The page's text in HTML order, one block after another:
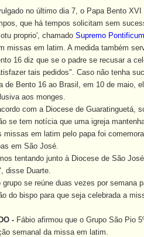
no último dia 7, o Papa Bento XVI
que há tempos solicitam sem
proprio', chamado Supremo Pontificum
missas em latim. A medida também
16 diz que se o padre se recusar a
tais pedidos". Caso não tenha
Bento 16 ao Brasil, em 10 de maio,
aos monges.
com a Diocese de Guaratinguetá,
se tem notícia que uma igreja
em latim pelo papa foi
em São José.
tentando junto à Diocese de São
disse Duarte.
se reúne duas vezes por semana
do bispo para que seja celebrada a
- Fábio afirmou que o Grupo São Pio
semanal da missa em latim.